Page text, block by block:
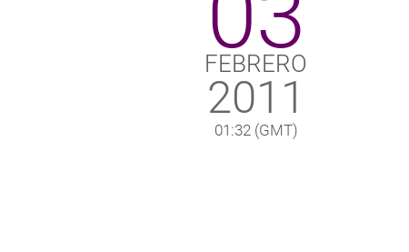
FEBRERO
2011
01:32 (GMT)